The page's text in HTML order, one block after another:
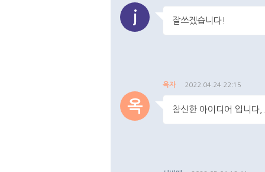
j 잘쓰겠습니다!
옥
옥자 2022.04.24 22:15
참신한 아이디어 입니다